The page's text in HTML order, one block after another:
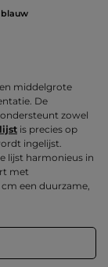
middelgrote
De
ondersteunt zowel
is precies op
ingelijst.
lijst harmonieus in
met
een duurzame,